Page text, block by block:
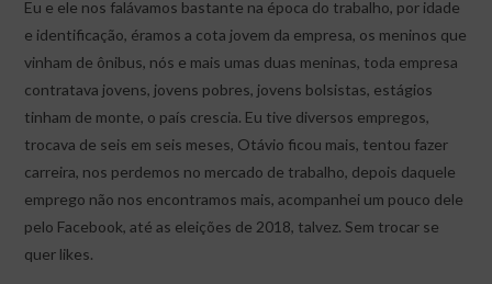
Eu e ele nos falávamos bastante na época do trabalho, por idade
e identificação, éramos a cota jovem da empresa, os meninos que
vinham de ônibus, nós e mais umas duas meninas, toda empresa
contratava jovens, jovens pobres, jovens bolsistas, estágios
tinham de monte, o país crescia. Eu tive diversos empregos,
trocava de seis em seis meses, Otávio ficou mais, tentou fazer
carreira, nos perdemos no mercado de trabalho, depois daquele
emprego não nos encontramos mais, acompanhei um pouco dele
pelo Facebook, até as eleições de 2018, talvez. Sem trocar se
quer likes.